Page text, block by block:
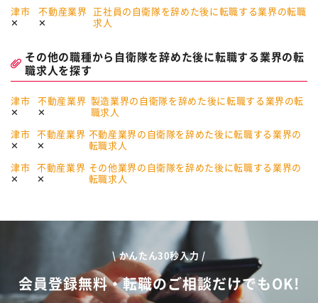
津市 不動産業界
正社員の自衛隊を辞めた後に転職する業界の転職
求人
その他の職種から自衛隊を辞めた後に転職する業界の転
職求人を探す
津市 不動産業界 製造業界の自衛隊を辞めた後に転職する業界の転
職求人
津市 不動産業界 不動産業界の自衛隊を辞めた後に転職する業界の
転職求人
津市 不動産業界 その他業界の自衛隊を辞めた後に転職する業界の
転職求人
\ かんたん30秒入力 /
会員登録無料・転職のご相談だけでもOK!